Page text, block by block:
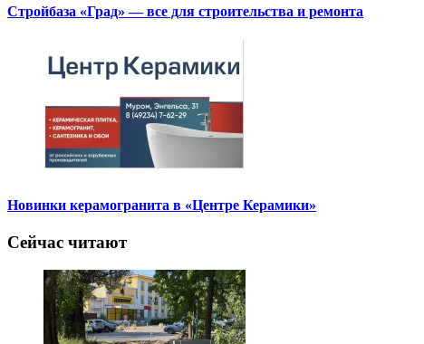
Стройбаза «Град» — все для строительства и ремонта
Новинки керамогранита в «Центре Керамики»
Сейчас читают